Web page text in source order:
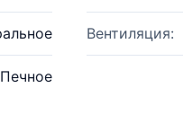
Вентиляция:
Печное